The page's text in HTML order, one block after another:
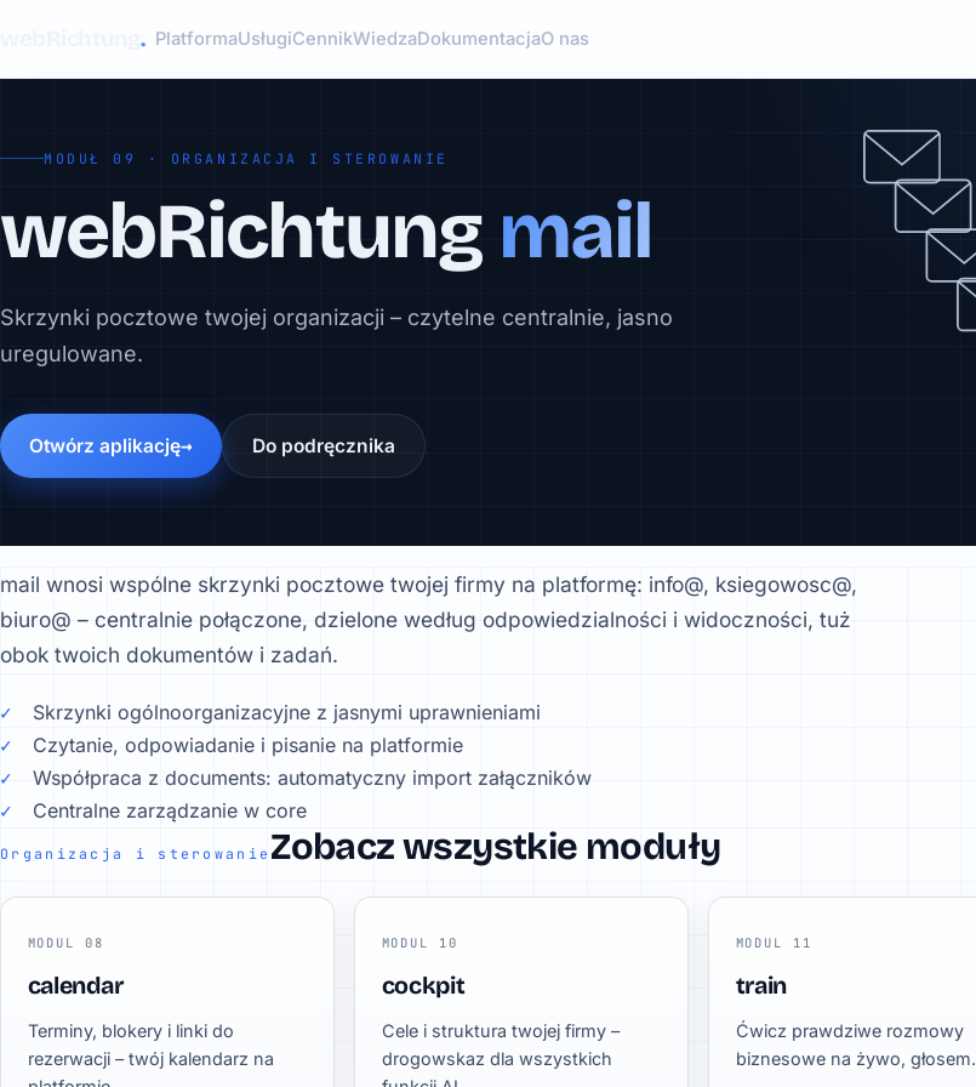
. PlatformaUsługiCennikWiedzaDokumentacjaO nas
MODUŁ 09 · ORGANIZACJA I STEROWANIE
webRichtung mail
Skrzynki pocztowe twojej organizacji – czytelne centralnie, jasno
uregulowane.
Otwórz aplikację Do podręcznika
mail wnosi wspólne skrzynki pocztowe twojej firmy na platformę: info@, ksiegowosc@,
biuro@ – centralnie połączone, dzielone według odpowiedzialności i widoczności, tuż
obok twoich dokumentów i zadań.
Skrzynki ogólnoorganizacyjne z jasnymi uprawnieniami
Czytanie, odpowiadanie i pisanie na platformie
Współpraca z documents: automatyczny import załączników
Centralne zarządzanie w core
Organizacja i sterowanie Zobacz wszystkie moduły
MODUL 08
calendar
Terminy, blokery i linki do
rezerwacji – twój kalendarz na
MODUL 10
cockpit
Cele i struktura twojej firmy –
drogowskaz dla wszystkich
MODUL 11
train
Ćwicz prawdziwe rozmowy
biznesowe na żywo, głosem.